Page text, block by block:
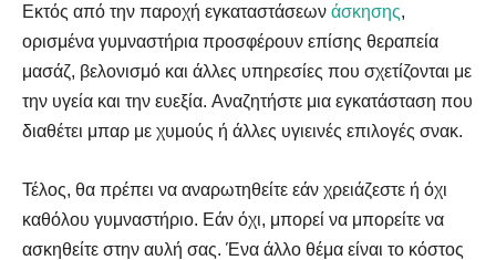
Εκτός από την παροχή εγκαταστάσεων άσκησης,
ορισμένα γυμναστήρια προσφέρουν επίσης θεραπεία
μασάζ, βελονισμό και άλλες υπηρεσίες που σχετίζονται με
την υγεία και την ευεξία. Αναζητήστε μια εγκατάσταση που
διαθέτει μπαρ με χυμούς ή άλλες υγιεινές επιλογές σνακ.
Τέλος, θα πρέπει να αναρωτηθείτε εάν χρειάζεστε ή όχι
καθόλου γυμναστήριο. Εάν όχι, μπορεί να μπορείτε να
ασκηθείτε στην αυλή σας. Ένα άλλο θέμα είναι το κόστος